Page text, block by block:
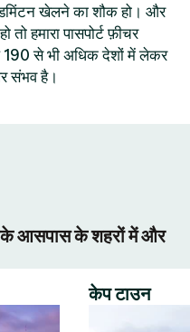
खेलने का शौक हो। और
हमारा पासपोर्ट फ़ीचर
से भी अधिक देशों में लेकर
संभव है।
आसपास के शहरों में और
केप टाउन